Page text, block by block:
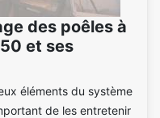
des poêles à
et ses
éléments du système
de les entretenir